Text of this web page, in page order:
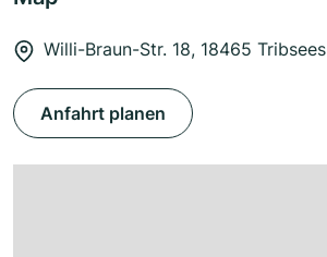
Willi-Braun-Str. 18, 18465 Tribsees
Anfahrt planen